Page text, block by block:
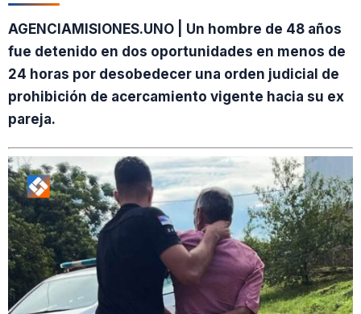
AGENCIAMISIONES.UNO | Un hombre de 48 años
fue detenido en dos oportunidades en menos de
24 horas por desobedecer una orden judicial de
prohibición de acercamiento vigente hacia su ex
pareja.